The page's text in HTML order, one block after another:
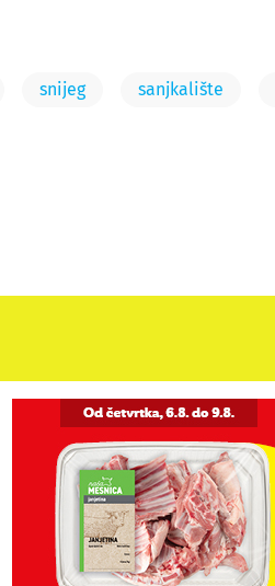
snijeg sanjkalište